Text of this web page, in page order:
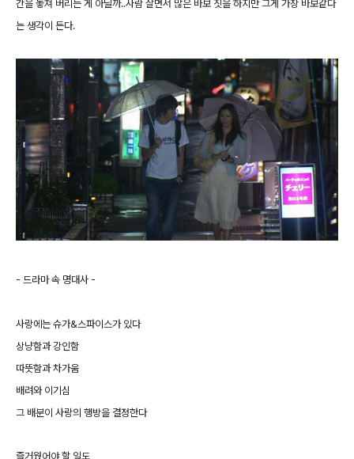
간을 놓쳐 버리는 게 아닐까..사람 살면서 많은 바보 짓을 하지만 그게 가장 바보같다
는 생각이 든다.
- 드라마 속 명대사 -
사랑에는 슈가&스파이스가 있다
상냥함과 강인함
따뜻함과 차가움
배려와 이기심
그 배분이 사랑의 행방을 결정한다
즐거웠어야 할 일도